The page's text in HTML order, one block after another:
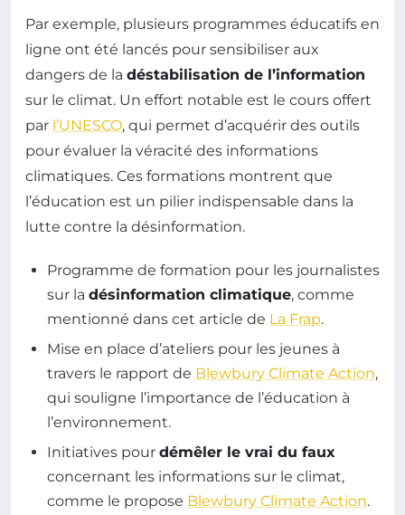
Par exemple, plusieurs programmes éducatifs en
ligne ont été lancés pour sensibiliser aux
dangers de la déstabilisation de l’information
sur le climat. Un effort notable est le cours offert
par l’UNESCO, qui permet d’acquérir des outils
pour évaluer la véracité des informations
climatiques. Ces formations montrent que
l’éducation est un pilier indispensable dans la
lutte contre la désinformation.
Programme de formation pour les journalistes
sur la désinformation climatique, comme
mentionné dans cet article de La Frap.
Mise en place d’ateliers pour les jeunes à
travers le rapport de Blewbury Climate Action,
qui souligne l’importance de l’éducation à
l’environnement.
Initiatives pour démêler le vrai du faux
concernant les informations sur le climat,
comme le propose Blewbury Climate Action.